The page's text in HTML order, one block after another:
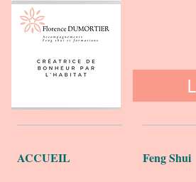
ACCUEIL Feng Shui